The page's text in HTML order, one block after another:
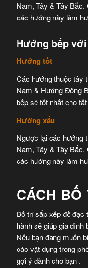
Nam, Tây &Tây Bắc.
các hướng này làm
Hướng bếp
Hướng tốt
Các hướng thuộc tây
Nam & Hướng Đông
bếp sẽtốt nhất cho
Hướng xấu
Ngược lại các hướng
Nam, Tây &Tây Bắc.
các hướng này làm
CÁCH BỐ
Bố trí sắp xếp đồ đạc
hành sẽ giúp gia đình
Nếu bạn đang muốn
các vật dụng trong
gợi ý dành cho bạn .